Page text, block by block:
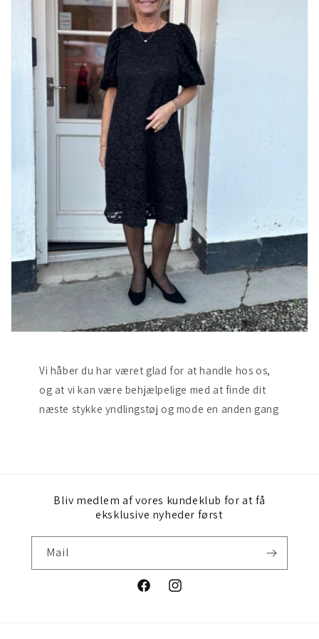
Vi håber du har været glad for at handle hos os,
og at vi kan være behjælpelige med at finde dit
næste stykke yndlingstøj og mode en anden gang
Bliv medlem af vores kundeklub for at få
eksklusive nyheder først
Mail
FacebookInstagram